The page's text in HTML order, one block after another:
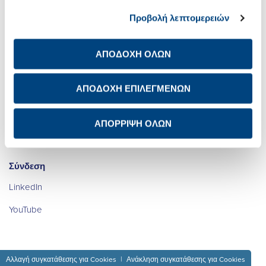
Προβολή λεπτομερειών
ΑΠΟΔΟΧΗ ΟΛΩΝ
ΑΠΟΔΟΧΗ ΕΠΙΛΕΓΜΕΝΩΝ
ΑΠΟΡΡΙΨΗ ΟΛΩΝ
Μετασχηματισμός
Καριέρα
Επικοινωνία IR
Ενημέρωση προστασίας
των μετόχων
Avis de confidentialité à
l’attention des actionnaires
Σύνδεση
LinkedIn
YouTube
Αλλαγή συγκατάθεσης για Cookies Ανάκληση συγκατάθεσης για Cookies